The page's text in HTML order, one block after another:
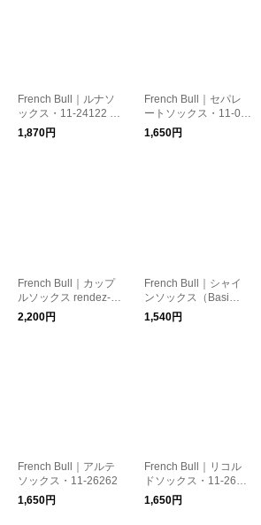
French Bull｜ルナソ
ックス・11-24122 リ
ネン
1,870円
French Bull｜セパレ
ートソックス・11-09
221
1,650円
French Bull｜カップ
ルソックス rendez-vo
us・11-26255
2,200円
French Bull｜シャイ
ンソックス（Basi
c）・01-0061 リネン
1,540円
French Bull｜アルテ
ソックス・11-26262
1,650円
French Bull｜リコル
ドソックス・11-2625
9
1,650円